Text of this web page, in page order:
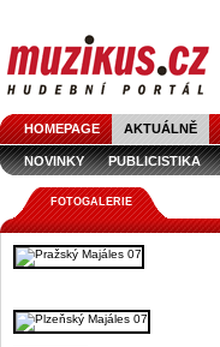
HOMEPAGE AKTUÁLNĚ
NOVINKY PUBLICISTIKA
FOTOGALERIE